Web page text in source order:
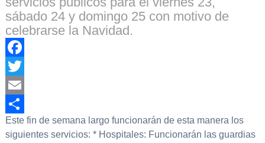
sábado 24 y domingo 25 con motivo de
celebrarse la Navidad.
Facebook
Twitter
Email
Compartir
Este fin de semana largo funcionarán de esta manera los
siguientes servicios: * Hospitales: Funcionarán las guardias